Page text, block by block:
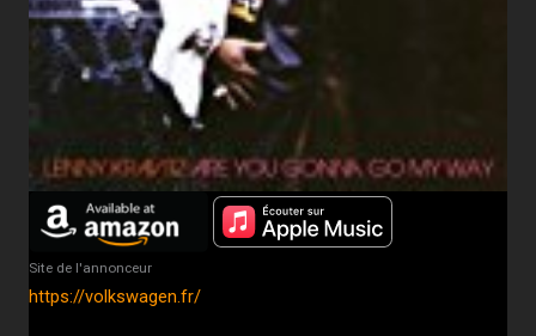
Site de l'annonceur
https://volkswagen.fr/